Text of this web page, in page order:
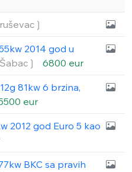
2014 god u
6800 eur
81kw 6 brzina,
eur
2012 god Euro 5 kao
BKC sa pravih